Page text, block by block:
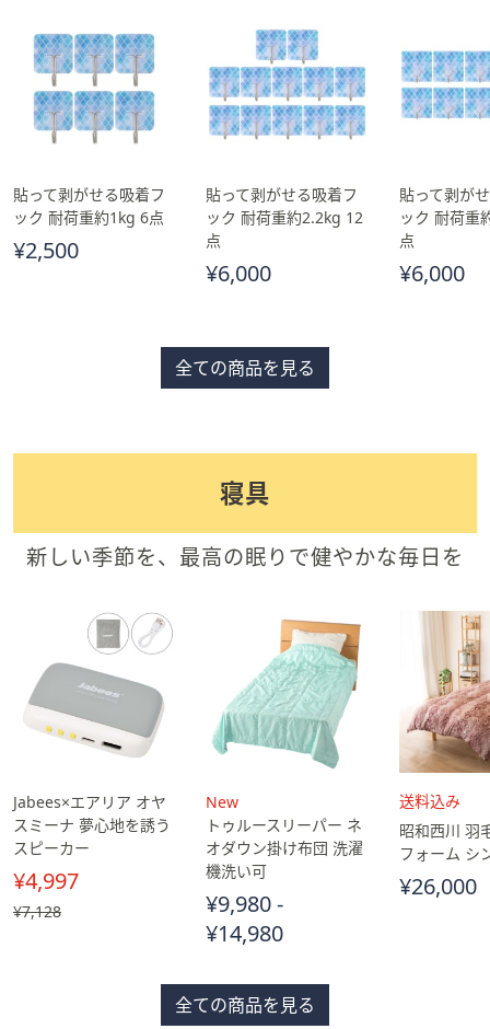
貼って剥がせる吸着フ
ック 耐荷重約1kg 6点
¥2,500
貼って剥がせる吸着フ
ック 耐荷重約2.2kg 12
点
¥6,000
貼って剥が
ック 耐荷重
点
¥6,000
全ての商品を見る
寝具
新しい季節を、最高の眠りで健やかな毎日を
Jabees×エアリア オヤ
スミーナ 夢心地を誘う
スピーカー
¥4,997
, 過
¥7,128
New
トゥルースリーパー ネ
オダウン掛け布団 洗濯
機洗い可
¥9,980 -
¥14,980
送
料
込
み
昭和西川 羽
フォーム シ
¥26,000
全ての商品を見る